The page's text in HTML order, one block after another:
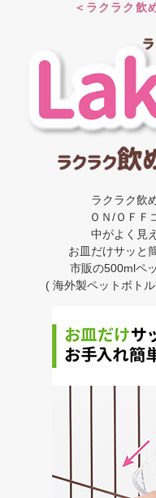
＜ラクラク飲
ラクラク飲
ＯＮ/ＯＦＦ
中がよく見
お皿だけサッと
市販の500mlペ
( 海外製ペットボト